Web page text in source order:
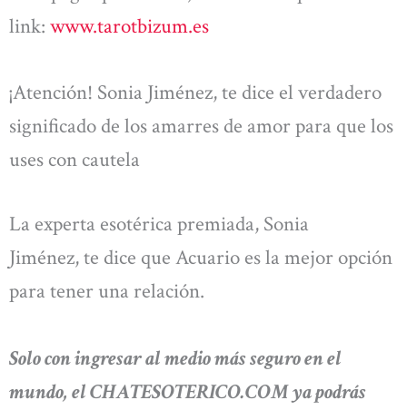
link: www.tarotbizum.es
¡Atención! Sonia Jiménez, te dice el verdadero
significado de los amarres de amor para que los
uses con cautela
La experta esotérica premiada, Sonia
Jiménez, te dice que Acuario es la mejor opción
para tener una relación.
Solo con ingresar al medio más seguro en el
mundo, el CHATESOTERICO.COM ya podrás